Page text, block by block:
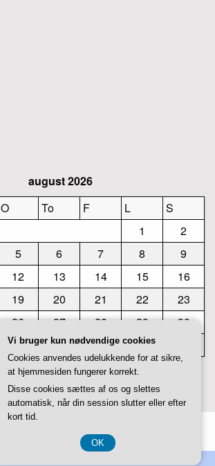
august 2026
O To F L
S
1
2
5 6 7 8
9
12 13 14 15
16
19 20 21 22
23
26 27 28 29
30
« jul
Studiovidz
Vi bruger kun nødvendige cookies
Cookies anvendes udelukkende for at sikre,
at hjemmesiden fungerer korrekt.
Disse cookies sættes af os og slettes
automatisk, når din session slutter eller efter
kort tid.
OK